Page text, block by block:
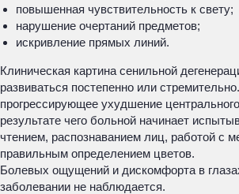
повышенная чувствительность к свету;
нарушение очертаний предметов;
искривление прямых линий.
Клиническая картина сенильной
развиваться постепенно или
прогрессирующее ухудшение
результате чего больной начинает
чтением, распознаванием лиц, работой с
правильным определением цветов.
Болевых ощущений и дискомфорта в
заболевании не наблюдается.